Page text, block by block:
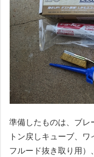
準備したものは、ブレ
トン戻しキューブ、
フルード抜き取り用